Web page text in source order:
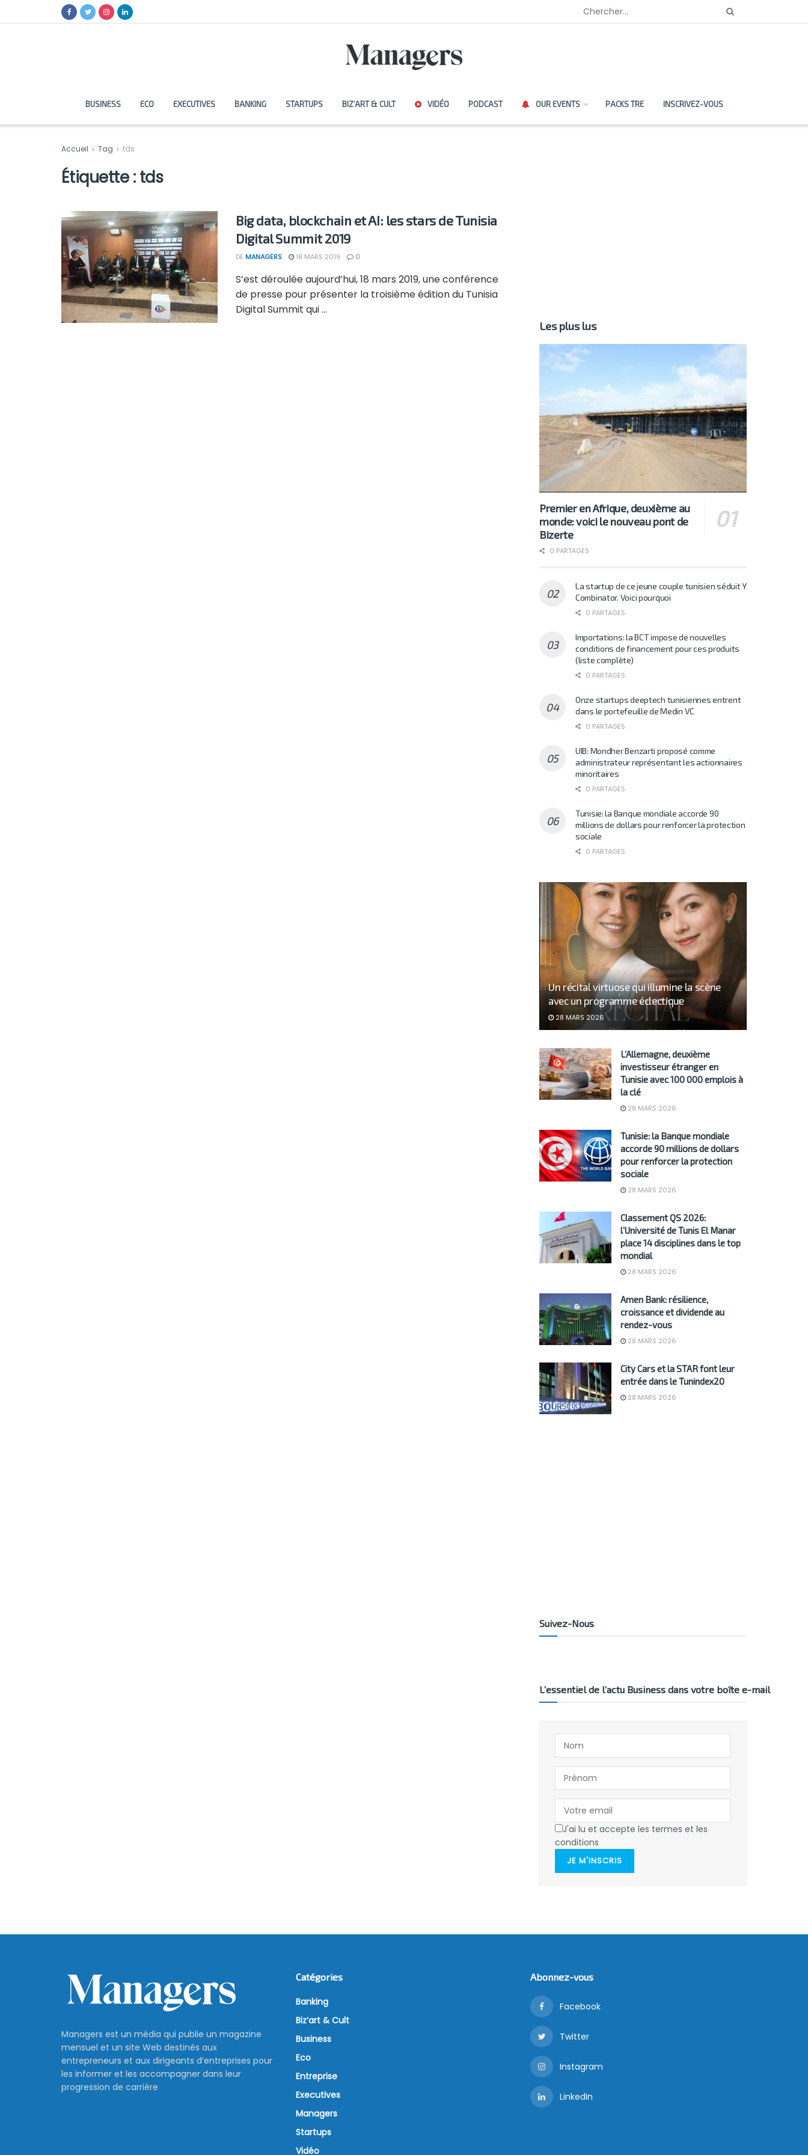
BUSINESS ECO EXECUTIVES BANKING STARTUPS BIZ’ART & CULT VIDÉO PODCAST OUR EVENTS PACKS TRE INSCRIVEZ-VOUS
Accueil Tag tds
Étiquette :tds
Big data, blockchain et AI: les stars de Tunisia
Digital Summit 2019
DE MANAGERS 18 MARS 2019 0
S’est déroulée aujourd’hui, 18 mars 2019, une conférence
de presse pour présenter la troisième édition du Tunisia
Digital Summit qui ...
Les plus lus
Premier en Afrique, deuxième au
monde: voici le nouveau pont de
Bizerte
0 PARTAGES
La startup de ce jeune couple tunisien séduit Y
Combinator. Voici pourquoi
0 PARTAGES
Importations: la BCT impose de nouvelles
conditions de financement pour ces produits
(liste complète)
0 PARTAGES
Onze startups deeptech tunisiennes entrent
dans le portefeuille de Medin VC
0 PARTAGES
UIB: Mondher Benzarti proposé comme
administrateur représentant les actionnaires
minoritaires
0 PARTAGES
Tunisie: la Banque mondiale accorde 90
millions de dollars pour renforcer la protection
sociale
0 PARTAGES
Un récital virtuose qui illumine la scène
avec un programme éclectique
28 MARS 2026
L’Allemagne, deuxième
investisseur étranger en
Tunisie avec 100 000 emplois à
la clé
28 MARS 2026
Tunisie: la Banque mondiale
accorde 90 millions de dollars
pour renforcer la protection
sociale
28 MARS 2026
Classement QS 2026:
l’Université de Tunis El Manar
place 14 disciplines dans le top
mondial
28 MARS 2026
Amen Bank: résilience,
croissance et dividende au
rendez-vous
28 MARS 2026
City Cars et la STAR font leur
entrée dans le Tunindex20
28 MARS 2026
Suivez-Nous
L’essentiel de l’actu Business dans votre boîte e-mail
J'ai lu et accepte les termes et les
conditions
JE M'INSCRIS
Managers est un média qui publie un magazine
mensuel et un site Web destinés aux
entrepreneurs et aux dirigeants d’entreprises pour
les informer et les accompagner dans leur
progression de carrière
Catégories
Banking
Biz’art & Cult
Business
Eco
Entreprise
Executives
Managers
Startups
Vidéo
Abonnez-vous
Facebook
Twitter
Instagram
LinkedIn